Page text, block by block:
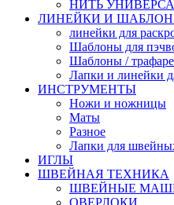
НИТЬ
ЛИНЕЙКИ И
линейки для
Шаблоны для
Шаблоны /
Лапки и линейки
ИНСТРУМЕНТЫ
Ножи и ножницы
Маты
Разное
Лапки для
ИГЛЫ
ШВЕЙНАЯ ТЕХНИКА
ШВЕЙНЫЕ
ОВЕРЛОКИ